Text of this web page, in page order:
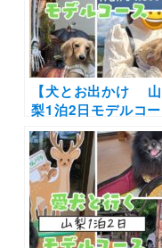
～山中湖花の都公園
～イルキャンティ河
口湖
【犬とお出かけ 山
梨1泊2日モデルコー
ス】愛犬と富士山や
八ヶ岳を大満喫！〜
PAPER MOON～
Wan’s Resort 山中
湖～リゾナーレ八ヶ
岳 ピーマン通り～清
泉寮